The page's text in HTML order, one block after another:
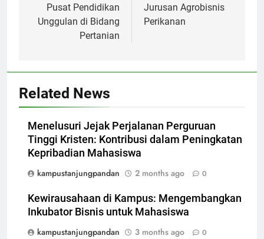
Pusat Pendidikan
Unggulan di Bidang
Pertanian
Jurusan Agrobisnis
Perikanan
Related News
Menelusuri Jejak Perjalanan Perguruan
Tinggi Kristen: Kontribusi dalam Peningkatan
Kepribadian Mahasiswa
kampustanjungpandan
2 months ago 0
Kewirausahaan di Kampus: Mengembangkan
Inkubator Bisnis untuk Mahasiswa
kampustanjungpandan
3 months ago 0